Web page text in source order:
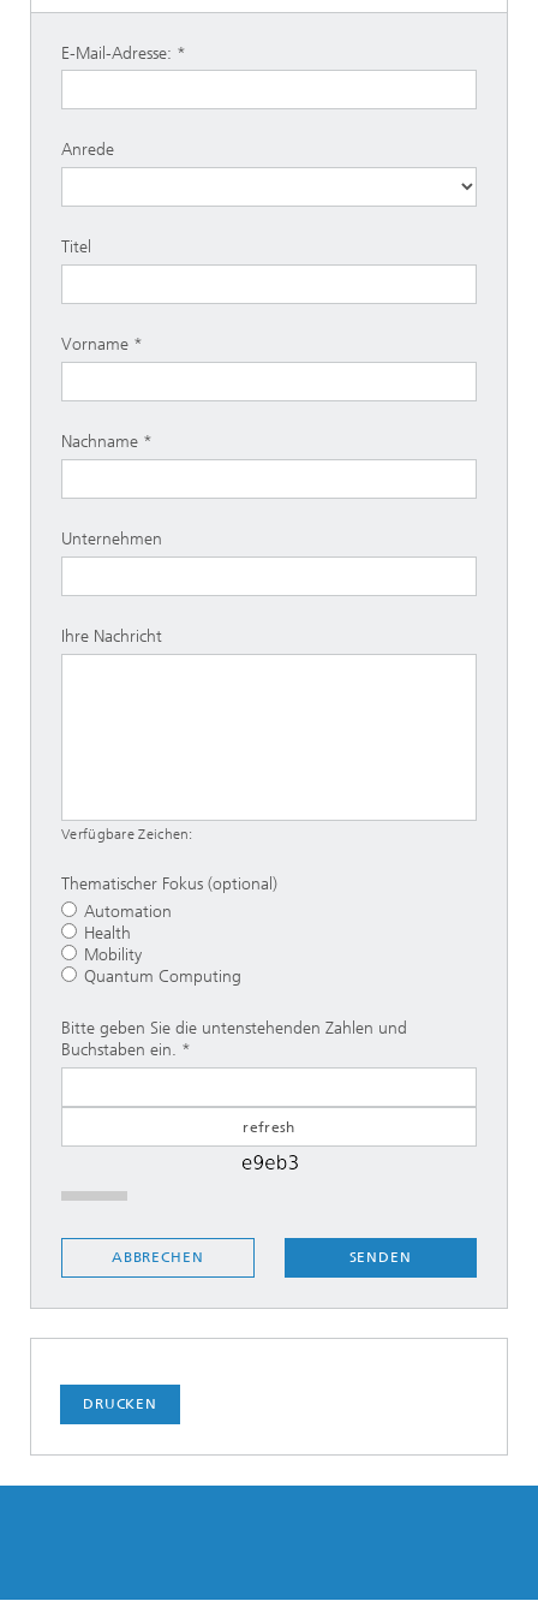
E-Mail-Adresse:
Anrede
Titel
Vorname
Nachname
Unternehmen
Ihre Nachricht
Verfügbare Zeichen:
Thematischer Fokus (optional)
Automation
Health
Mobility
Quantum Computing
Bitte geben Sie die untenstehenden Zahlen und
Buchstaben ein.
SENDEN
ABBRECHEN
DRUCKEN